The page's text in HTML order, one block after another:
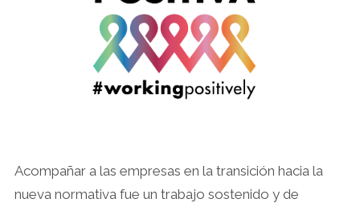
Acompañar a las empresas en la transición hacia la
nueva normativa fue un trabajo sostenido y de